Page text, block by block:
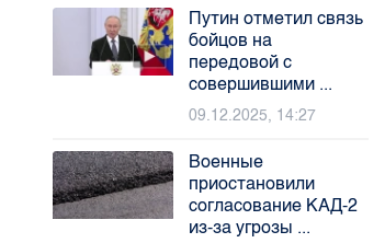
Путин отметил связь
бойцов на
передовой с
совершившими ...
09.12.2025, 14:27
Военные
приостановили
согласование КАД-2
из-за угрозы ...